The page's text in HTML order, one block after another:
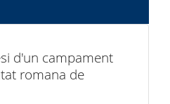
d'un campament
romana de